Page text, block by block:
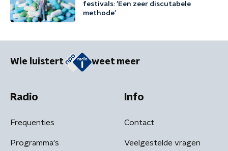
festivals: 'Een zeer discutabele
methode'
Wie luistert weet meer
Radio
Frequenties
Programma's
Info
Contact
Veelgestelde vragen